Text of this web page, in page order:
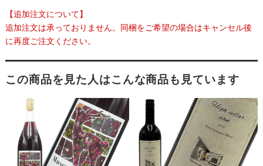
【追加注文について】
追加注文は承っておりません。同梱をご希望の場合はキャンセル後
に再度ご注文ください。
この商品を見た人はこんな商品も見ています